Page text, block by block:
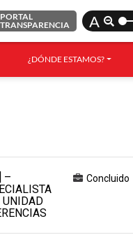
PORTAL
TRANSPARENCIA
A
¿DÓNDE ESTAMOS?
–
UNIDAD
Concluido